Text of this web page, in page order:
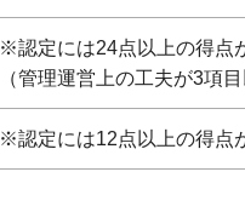
※認定には24点以上の得点
（管理運営上の工夫が3項
※認定には12点以上の得点